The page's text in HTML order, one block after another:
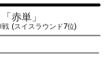
「赤単」
戦 (スイスラウンド7位)